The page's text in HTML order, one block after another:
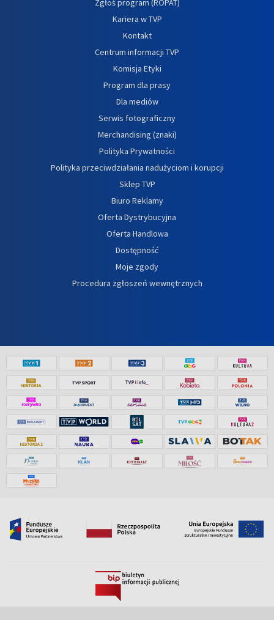
Zgłoś program (ROPAT)
Kariera w TVP
Kontakt
Centrum informacji TVP
Komisja Etyki
Program dla prasy
Dla mediów
Serwis fotograficzny
Merchandising (znaki)
Polityka Prywatności
Polityka przeciwdziałania nadużyciom i korupcji
Sklep TVP
Biuro Reklamy
Oferta Dystrybucyjna
Oferta Handlowa
Dostępność
Moje zgody
Procedura zgłoszeń wewnętrznych